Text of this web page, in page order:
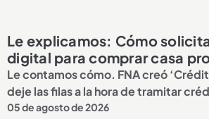
Le explicamos: Cómo
digital para comprar casa
Le contamos cómo. FNA creó
deje las filas a la hora de tramitar
05 de agosto de 2026